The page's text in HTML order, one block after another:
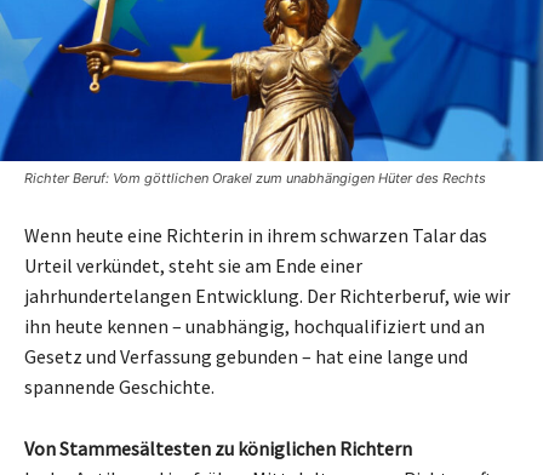
Richter Beruf: Vom göttlichen Orakel zum unabhängigen Hüter des Rechts
Wenn heute eine Richterin in ihrem schwarzen Talar das
Urteil verkündet, steht sie am Ende einer
jahrhundertelangen Entwicklung. Der Richterberuf, wie wir
ihn heute kennen – unabhängig, hochqualifiziert und an
Gesetz und Verfassung gebunden – hat eine lange und
spannende Geschichte.
Von Stammesältesten zu königlichen Richtern